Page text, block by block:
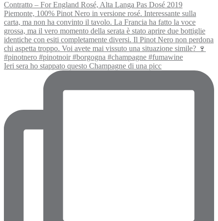
Ieri sera ho stappato questo Champagne di una picc